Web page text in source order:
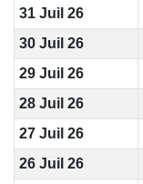
31 Juil 26
30 Juil 26
29 Juil 26
28 Juil 26
27 Juil 26
26 Juil 26